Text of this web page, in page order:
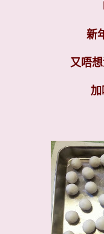
新
又唔